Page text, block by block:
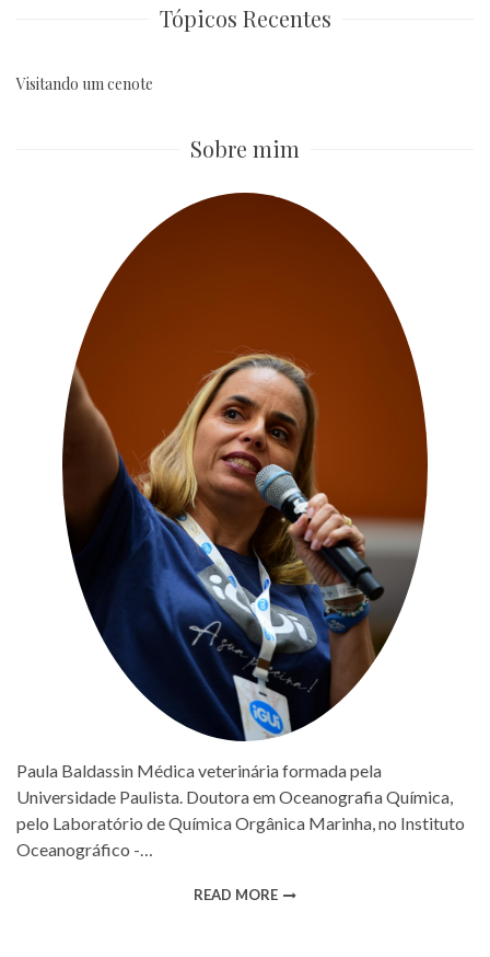
Tópicos Recentes
Visitando um cenote
Sobre mim
Paula Baldassin Médica veterinária formada pela
Universidade Paulista. Doutora em Oceanografia Química,
pelo Laboratório de Química Orgânica Marinha, no Instituto
Oceanográfico -…
READ MORE